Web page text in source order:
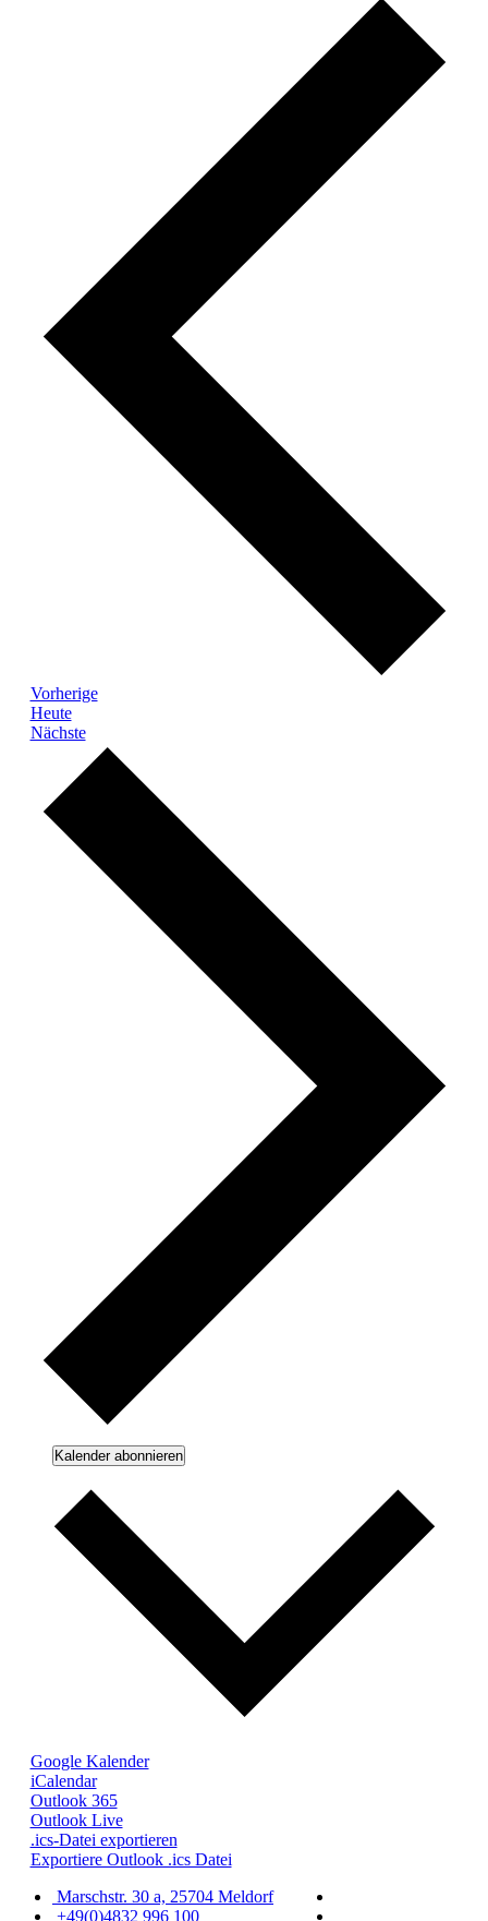
VorherigeVeranstaltungen
Heute
NächsteVeranstaltungen
Kalender abonnieren
Google Kalender
iCalendar
Outlook 365
Outlook Live
.ics-Datei exportieren
Exportiere Outlook .ics Datei
Marschstr. 30 a, 25704 Meldorf
+49(0)4832 996 100